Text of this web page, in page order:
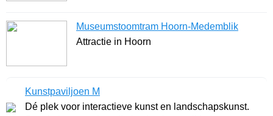
Museumstoomtram Hoorn-Medemblik
Attractie in Hoorn
Kunstpaviljoen M
Dé plek voor interactieve kunst en landschapskunst.